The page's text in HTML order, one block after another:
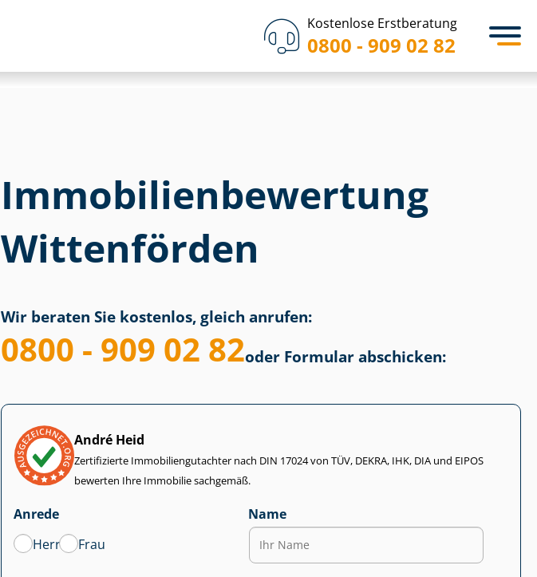
Kostenlose Erstberatung
0800 - 909 02 82
Immobilien­bewertung
Wittenförden
Wir beraten Sie kostenlos, gleich anrufen:
0800 - 909 02 82oder Formular abschicken:
André Heid
Zertifizierte Im­mo­bi­li­en­gut­ach­ter nach DIN 17024 von TÜV, DEKRA, IHK, DIA und EIPOS
bewerten Ihre Immobilie sachgemäß.
Anrede
Herr
Frau
Name